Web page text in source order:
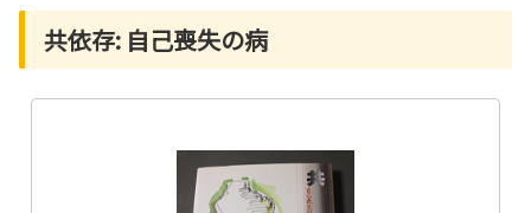
共依存: 自己喪失の病